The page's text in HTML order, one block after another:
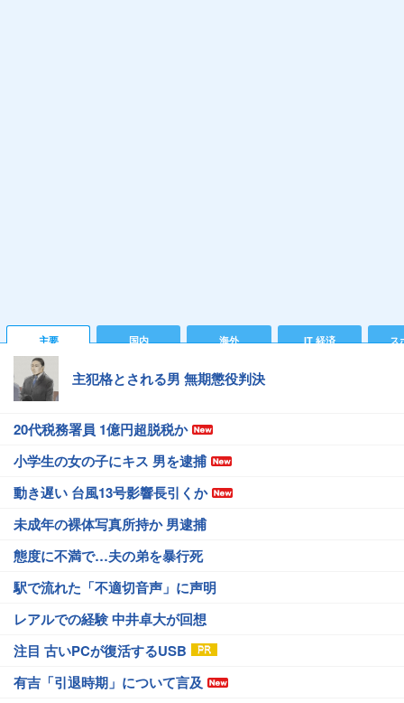
主要 国内 海外 IT 経済 ス
主犯格とされる男 無期懲役判決
20代税務署員 1億円超脱税か
小学生の女の子にキス 男を逮捕
動き遅い 台風13号影響長引くか
未成年の裸体写真所持か 男逮捕
態度に不満で…夫の弟を暴行死
駅で流れた「不適切音声」に声明
レアルでの経験 中井卓大が回想
注目 古いPCが復活するUSB
有吉「引退時期」について言及